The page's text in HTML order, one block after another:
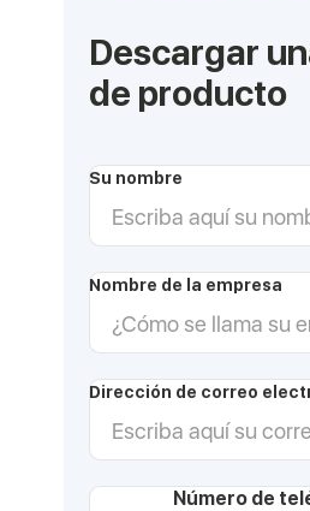
Descargar
de producto
Su nombre
Nombre de la empresa
Dirección de correo
Número de